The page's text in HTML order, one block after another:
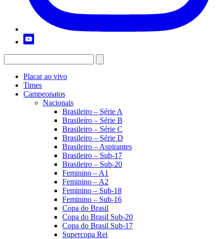
Placar ao vivo
Times
Campeonatos
Nacionais
Brasileiro – Série A
Brasileiro – Série B
Brasileiro – Série C
Brasileiro – Série D
Brasileiro – Aspirantes
Brasileiro – Sub-17
Brasileiro – Sub-20
Feminino – A1
Feminino – A2
Feminino – Sub-18
Feminino – Sub-16
Copa do Brasil
Copa do Brasil Sub-20
Copa do Brasil Sub-17
Supercopa Rei